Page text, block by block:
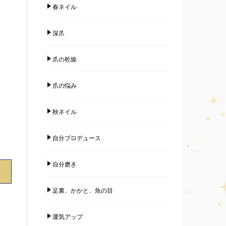
春ネイル
深爪
爪の乾燥
爪の悩み
秋ネイル
自分プロデュース
自分磨き
足裏、かかと、魚の目
運気アップ